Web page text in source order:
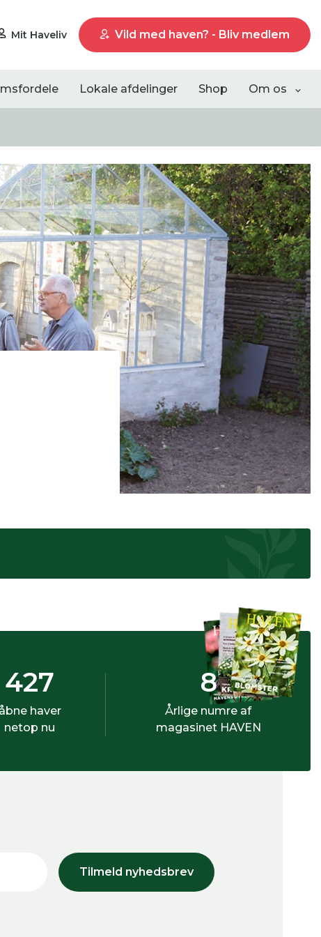
Mit Haveliv Vild med haven? - Bliv medlem
Lokale afdelinger Shop Om os
Liste visning
427
åbne haver
netop nu
8
Årlige numre af
magasinet HAVEN
Tilmeld nyhedsbrev